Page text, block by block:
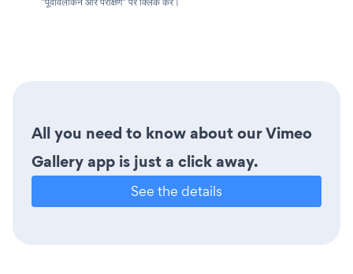
All you need to know about our Vimeo
Gallery app is just a click away.
See the details